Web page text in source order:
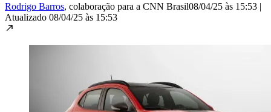
Rodrigo Barros, colaboração para a CNN Brasil08/04/25 às 15:53 |
Atualizado 08/04/25 às 15:53